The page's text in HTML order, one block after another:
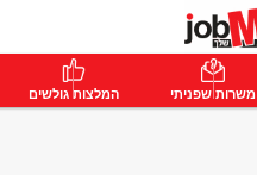
משרות שפניתי המלצות גולשים